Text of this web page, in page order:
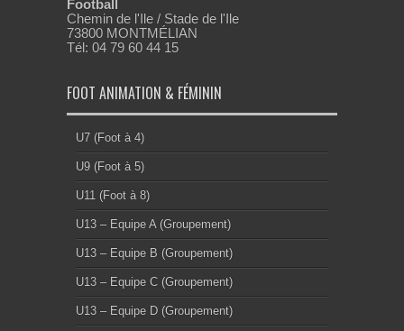
Football
Chemin de l'Ile / Stade de l'Ile
73800 MONTMÉLIAN
Tél: 04 79 60 44 15
FOOT ANIMATION & FÉMININ
U7 (Foot à 4)
U9 (Foot à 5)
U11 (Foot à 8)
U13 – Equipe A (Groupement)
U13 – Equipe B (Groupement)
U13 – Equipe C (Groupement)
U13 – Equipe D (Groupement)